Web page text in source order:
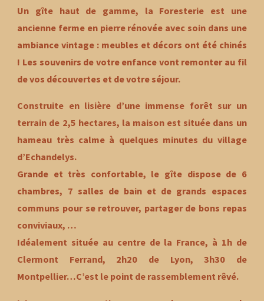
Un gîte haut de gamme, la Foresterie est une
ancienne ferme en pierre rénovée avec soin dans une
ambiance vintage : meubles et décors ont été chinés
! Les souvenirs de votre enfance vont remonter au fil
de vos découvertes et de votre séjour.
Construite en lisière d’une immense forêt sur un
terrain de 2,5 hectares, la maison est située dans un
hameau très calme à quelques minutes du village
d’Echandelys.
Grande et très confortable, le gîte dispose de 6
chambres, 7 salles de bain et de grands espaces
communs pour se retrouver, partager de bons repas
conviviaux, …
Idéalement située au centre de la France, à 1h de
Clermont Ferrand, 2h20 de Lyon, 3h30 de
Montpellier…C’est le point de rassemblement rêvé.